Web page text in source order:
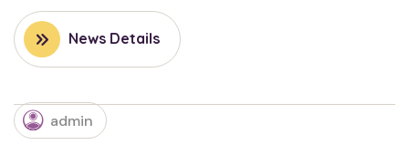
News Details
admin